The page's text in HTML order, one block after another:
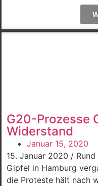
G20-Prozesse
Widerstand
Januar 15, 2020
15. Januar 2020 /
Gipfel in Hamburg
die Proteste hält nach